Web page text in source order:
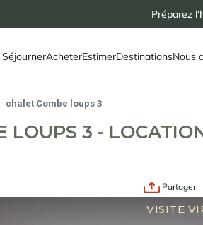
Préparez
SéjournerAcheterEstimerDestinationsNous
chalet Combe loups 3
LOUPS 3 -
Partager
VISITE